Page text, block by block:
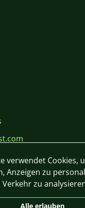
verwendet Cookies,
Anzeigen zu
Verkehr zu
Alle erlauben